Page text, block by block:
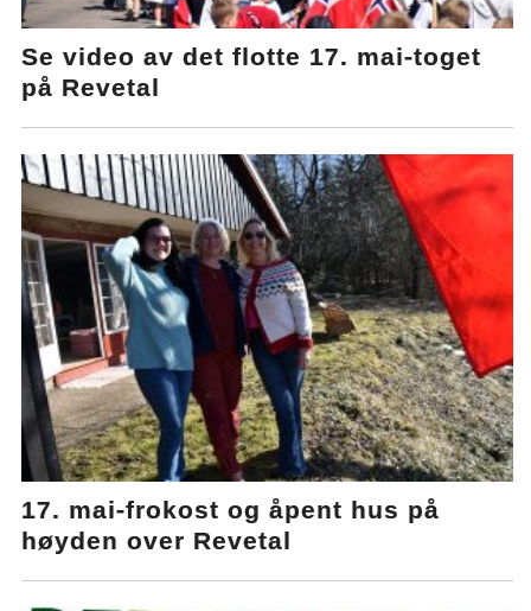
Se video av det flotte 17. mai-toget
på Revetal
17. mai-frokost og åpent hus på
høyden over Revetal